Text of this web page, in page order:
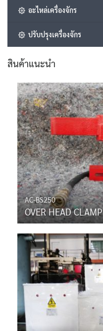
อะไหล่เครื่องจักร
ปรับปรุงเครื่องจักร
สินค้าแนะนำ
AC-BS250
OVER HEAD CLAMP